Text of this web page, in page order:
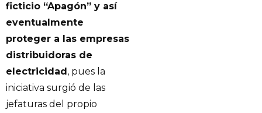
ficticio “Apagón” y así
eventualmente
proteger a las empresas
distribuidoras de
electricidad , pues la
iniciativa surgió de las
jefaturas del propio